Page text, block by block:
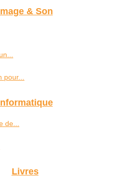
& Son
de...
Livres